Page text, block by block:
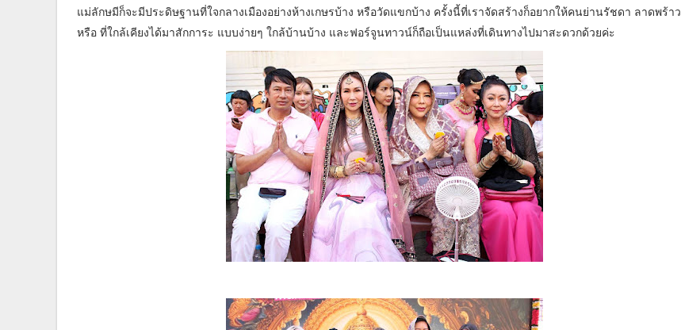
แม่ลักษมีก็จะมีประดิษฐานที่ใจกลางเมืองอย่างห้างเกษรบ้าง หรือวัดแขกบ้าง ครั้งนี้ที่เราจัดสร้างก็อยากให้คนย่านรัชดา ลาดพร้าว
หรือ ที่ใกล้เคียงได้มาสักการะ แบบง่ายๆ ใกล้บ้านบ้าง และฟอร์จูนทาวน์ก็ถือเป็นแหล่งที่เดินทางไปมาสะดวกด้วยค่ะ